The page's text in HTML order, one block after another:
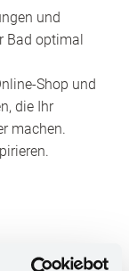
und
Bad optimal
Shop und
die Ihr
machen.